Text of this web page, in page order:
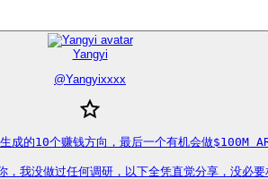
Yangyi
@Yangyixxxx
成的10个赚钱方向，最后一个有机会做$100M
，我没做过任何调研，以下全凭直觉分享，没必要